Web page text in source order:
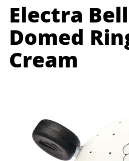
Electra
Domed
Cream